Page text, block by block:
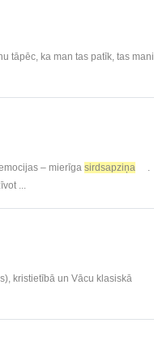
tāpēc, ka man tas patīk, tas mani
– mierīga sirdsapziņa
...
kristietībā un Vācu klasiskā